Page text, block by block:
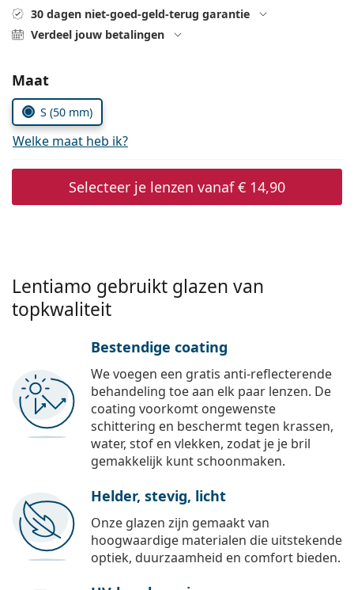
Marc Jacobs
Gucci
Prada
Alle merken
Alle lenzenvloeistoffen
Bonusschema
02 446 01 11
30 dagen niet-goed-geld-terug garantie
Verdeel jouw betalingen
Kies parameters:
Maat
S (50 mm)
Welke maat heb ik?
Selecteer je lenzen vanaf€ 14,90
Lentiamo gebruikt glazen van
topkwaliteit
Bestendige coating
We voegen een gratis anti-reflecterende
behandeling toe aan elk paar lenzen. De
coating voorkomt ongewenste
schittering en beschermt tegen krassen,
water, stof en vlekken, zodat je je bril
gemakkelijk kunt schoonmaken.
Helder, stevig, licht
Onze glazen zijn gemaakt van
hoogwaardige materialen die uitstekende
optiek, duurzaamheid en comfort bieden.